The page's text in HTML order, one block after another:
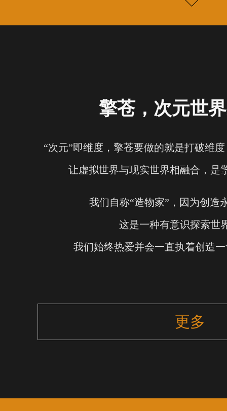
擎苍，次元世
“次元”即维度，擎苍要做的就是打破维
让虚拟世界与现实世界相融合，是
我们自称“造物家”，因为创造
这是一种有意识探索世
我们始终热爱并会一直执着创造
更多